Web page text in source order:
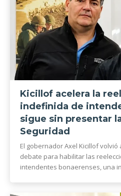
Kicillof acelera la
indefinida de
sigue sin presentar
Seguridad
El gobernador Axel Kicillof
debate para habilitar las
intendentes bonaerenses, una